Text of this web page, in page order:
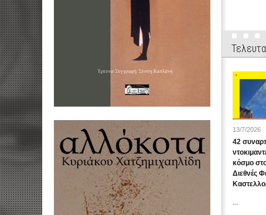
13/7/2026
42
κόσμο
Διεθνές
...